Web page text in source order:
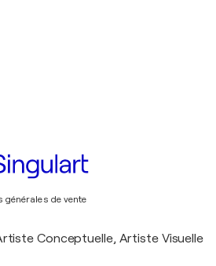
générales de vente
Conceptuelle, Artiste Visuelle